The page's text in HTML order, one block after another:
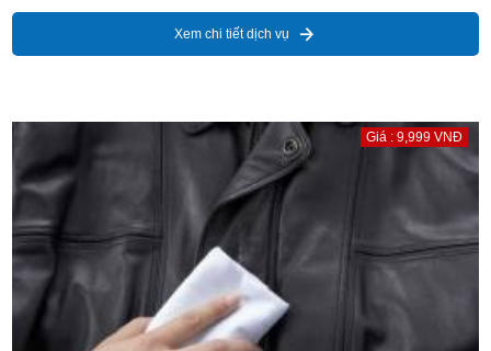
Xem chi tiết dịch vụ
Giá : 9,999 VNĐ